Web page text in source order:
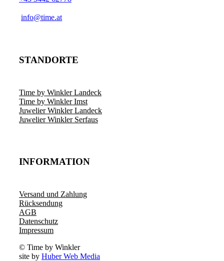
­info@time.at
STANDORTE
Time by Winkler Landeck
Time by Winkler Imst
Juwelier Winkler Landeck
Juwelier Winkler Serfaus
INFORMATION
Versand und Zahlung
Rücksendung
AGB
Datenschutz
Impressum
© Time by Winkler
site by Huber Web Media